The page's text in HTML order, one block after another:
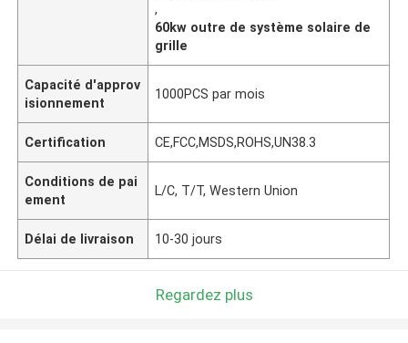
,
60kw outre de système solaire de
grille
Capacité d'approv
isionnement
1000PCS par mois
Certification CE,FCC,MSDS,ROHS,UN38.3
Conditions de pai
ement
L/C, T/T, Western Union
Délai de livraison 10-30 jours
Regardez plus